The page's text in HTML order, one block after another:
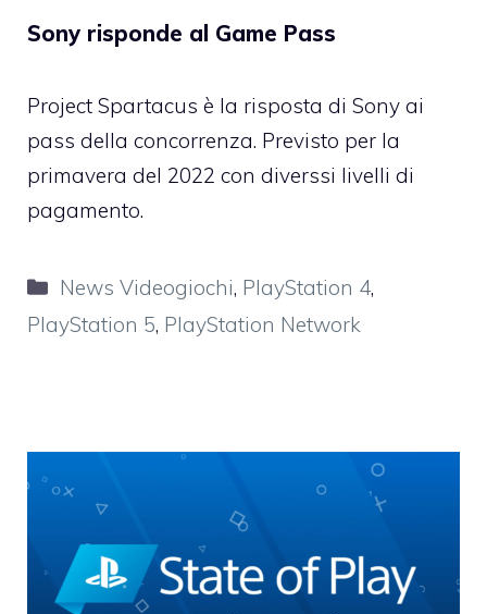
Sony risponde al Game Pass
Project Spartacus è la risposta di Sony ai
pass della concorrenza. Previsto per la
primavera del 2022 con diverssi livelli di
pagamento.
Categorie
News Videogiochi, PlayStation 4,
PlayStation 5, PlayStation Network